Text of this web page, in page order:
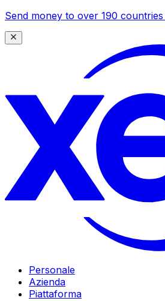
Send money to over 190 countries
Personale
Azienda
Piattaforma